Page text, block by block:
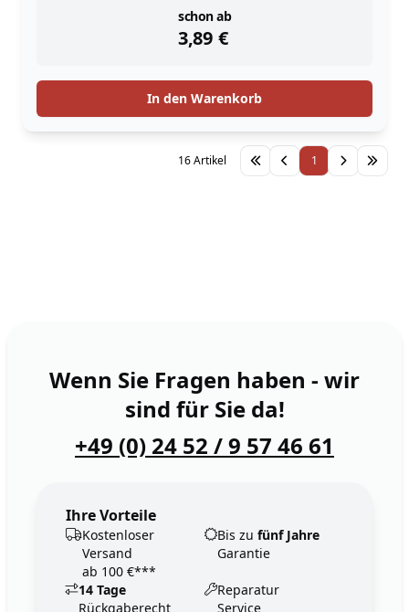
schon ab
3,89 €
instock
In den Warenkorb
1
16 Artikel
Wenn Sie Fragen haben - wir
sind für Sie da!
+49 (0) 24 52 / 9 57 46 61
Ihre Vorteile
Kostenloser
Versand
ab 100 €***
Bis zu fünf Jahre
Garantie
14 Tage
Rückgaberecht
Reparatur
Service